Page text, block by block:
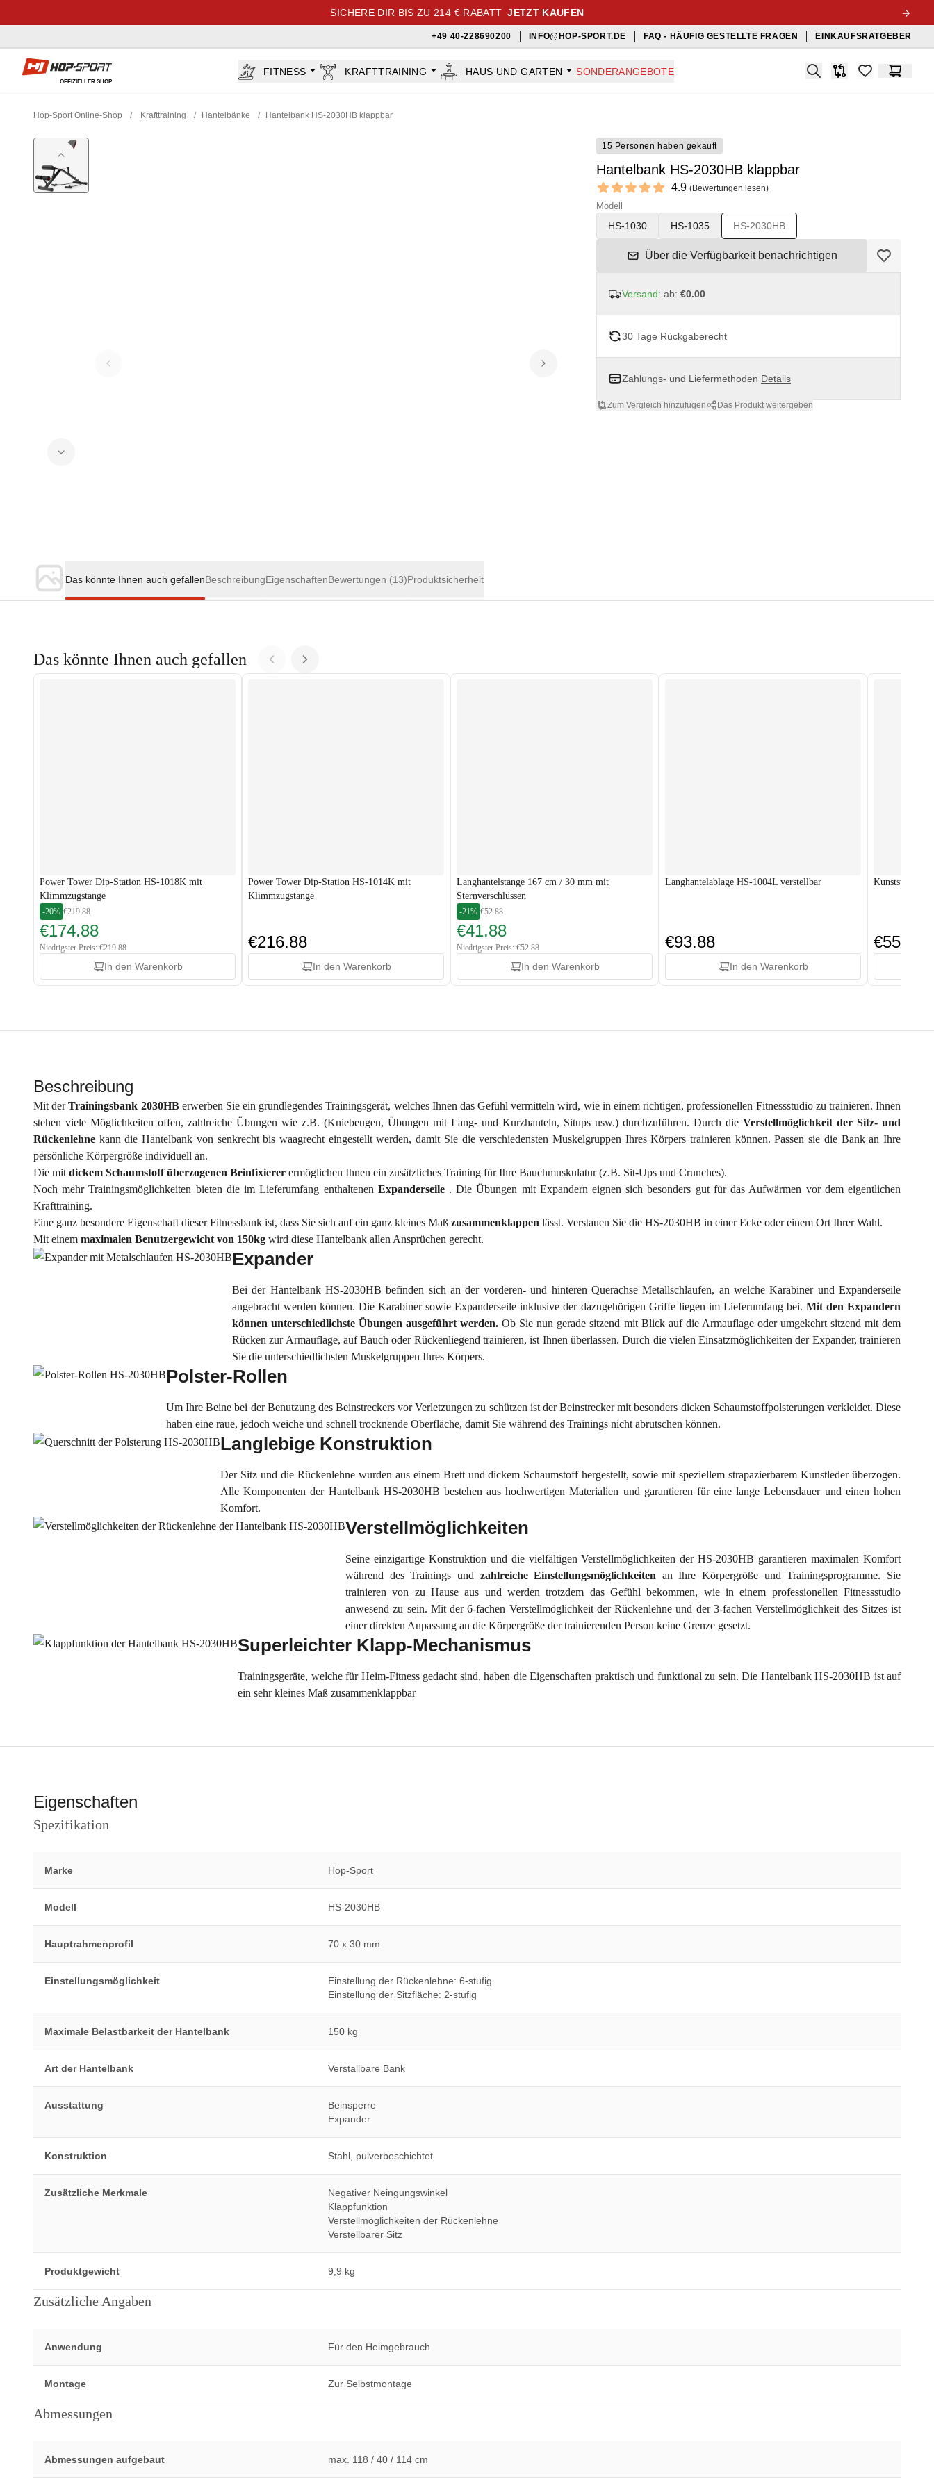
SICHERE DIR BIS ZU 214 € RABATT JETZT KAUFEN
+49 40-228690200 INFO@HOP-SPORT.DE FAQ - HÄUFIG GESTELLTE FRAGEN EINKAUFSRATGEBER
Hop-sport.at
OFFIZIELLER SHOP
FITNESS KRAFTTRAINING HAUS UND GARTEN SONDERANGEBOTE Search
Produkt-items in
Hop-Sport Online-Shop / Krafttraining / Hantelbänke / Hantelbank HS-2030HB klappbar
15 Personen haben gekauft
Hantelbank HS-2030HB klappbar
Reviews
4.9 out of 5 stars 4.9 (Bewertungen lesen)
Modell
HS-1030 HS-1035 HS-2030HB
Über die Verfügbarkeit benachrichtigen
Versand: ab: €0.00
30 Tage Rückgaberecht
Zahlungs- und Liefermethoden Details
Zum Vergleich hinzufügen Das Produkt weitergeben
Das könnte Ihnen auch gefallenBeschreibungEigenschaftenBewertungen (13)Produktsicherheit
Das könnte Ihnen auch gefallen
Power Tower Dip-Station HS-1018K mit
Klimmzugstange
-20% €219.88
€174.88
Niedrigster Preis: €219.88
In den Warenkorb
Power Tower Dip-Station HS-1014K mit
Klimmzugstange
€216.88
In den Warenkorb
Langhantelstange 167 cm / 30 mm mit
Sternverschlüssen
-21% €52.88
€41.88
Niedrigster Preis: €52.88
In den Warenkorb
Langhantelablage HS-1004L verstellbar
€93.88
In den Warenkorb
Kunststoff
€55.88
Beschreibung
Mit der​Trainingsbank 2030HBerwerben Sie ein grundlegendes Trainingsgerät, welches Ihnen das Gefühl vermitteln wird, wie in einem richtigen, professionellen Fitnessstudio zu trainieren. Ihnen
stehen viele Möglichkeiten offen, zahlreiche Übungen wie z.B. (Kniebeugen, Übungen mit Lang- und Kurzhanteln, Situps usw.) durchzuführen. Durch die Verstellmöglichkeit der Sitz- und
Rückenlehne kann die Hantelbank von senkrecht bis waagrecht eingestellt werden, damit Sie die verschiedensten Muskelgruppen Ihres Körpers trainieren können. Passen sie die Bank an Ihre
persönliche Körpergröße individuell an.
Die mit dickem Schaumstoff überzogenen Beinfixierer ermöglichen Ihnen ein zusätzliches Training für Ihre Bauchmuskulatur (z.B. Sit-Ups und Crunches).
Noch mehr Trainingsmöglichkeiten bieten die im Lieferumfang enthaltenen Expanderseile . Die Übungen mit Expandern eignen sich besonders gut für das Aufwärmen vor dem eigentlichen
Krafttraining.
Eine ganz besondere Eigenschaft dieser Fitnessbank ist, dass Sie sich auf ein ganz kleines Maß zusammenklappen lässt. Verstauen Sie die HS-2030HB in einer Ecke oder einem Ort Ihrer Wahl.
Mit einem maximalen Benutzergewicht von 150kg wird diese Hantelbank allen Ansprüchen gerecht.
Expander
Bei der Hantelbank HS-2030HB befinden sich an der vorderen- und hinteren Querachse Metallschlaufen, an welche Karabiner und Expanderseile
angebracht werden können. Die Karabiner sowie Expanderseile inklusive der dazugehörigen Griffe liegen im Lieferumfang bei. Mit den Expandern
können unterschiedlichste Übungen ausgeführt werden.Ob Sie nun gerade sitzend mit Blick auf die Armauflage oder umgekehrt sitzend mit dem
Rücken zur Armauflage, auf Bauch oder Rückenliegend trainieren, ist Ihnen überlassen. Durch die vielen Einsatzmöglichkeiten der Expander, trainieren
Sie die unterschiedlichsten Muskelgruppen Ihres Körpers.
Polster-Rollen
Um Ihre Beine bei der Benutzung des Beinstreckers vor Verletzungen zu schützen ist der Beinstrecker mit besonders dicken Schaumstoffpolsterungen verkleidet. Diese
haben eine raue, jedoch weiche und schnell trocknende Oberfläche, damit Sie während des Trainings nicht abrutschen können.
Langlebige Konstruktion
Der Sitz und die Rückenlehne wurden aus einem Brett und dickem Schaumstoff hergestellt, sowie mit speziellem strapazierbarem Kunstleder überzogen.
Alle Komponenten der Hantelbank HS-2030HB bestehen aus hochwertigen Materialien und garantieren für eine lange Lebensdauer und einen hohen
Komfort.
Verstellmöglichkeiten
Seine einzigartige Konstruktion und die vielfältigen Verstellmöglichkeiten der HS-2030HB garantieren maximalen Komfort
während des Trainings und zahlreiche Einstellungsmöglichkeiten an Ihre Körpergröße und Trainingsprogramme. Sie
trainieren von zu Hause aus und werden trotzdem das Gefühl bekommen, wie in einem professionellen Fitnessstudio
anwesend zu sein. Mit der 6-fachen Verstellmöglichkeit der Rückenlehne und der 3-fachen Verstellmöglichkeit des Sitzes ist
einer direkten Anpassung an die Körpergröße der trainierenden Person keine Grenze gesetzt.
Superleichter Klapp-Mechanismus
Trainingsgeräte, welche für Heim-Fitness gedacht sind, haben die Eigenschaften praktisch und funktional zu sein. Die Hantelbank HS-2030HB ist auf
ein sehr kleines Maß zusammenklappbar
Eigenschaften
Spezifikation
Marke Hop-Sport
Modell HS-2030HB
Hauptrahmenprofil 70 x 30 mm
Einstellungsmöglichkeit
Einstellung der Rückenlehne: 6-stufig
Einstellung der Sitzfläche: 2-stufig
Maximale Belastbarkeit der Hantelbank 150 kg
Art der Hantelbank Verstallbare Bank
Ausstattung
Beinsperre
Expander
Konstruktion Stahl, pulverbeschichtet
Zusätzliche Merkmale
Negativer Neingungswinkel
Klappfunktion
Verstellmöglichkeiten der Rückenlehne
Verstellbarer Sitz
Produktgewicht 9,9 kg
Zusätzliche Angaben
Anwendung Für den Heimgebrauch
Montage Zur Selbstmontage
Abmessungen
Abmessungen aufgebaut max. 118 / 40 / 114 cm